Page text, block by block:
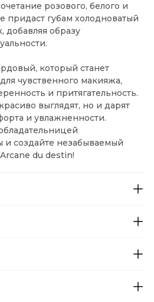
розового, белого и
придаст губам холодноватый
добавляя образу
который станет
чувственного макияжа,
и притягательность.
выглядят, но и дарят
и увлажненности.
и создайте незабываемый
du destin!